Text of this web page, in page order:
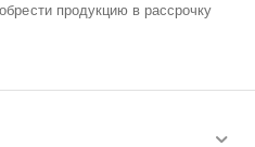
продукцию в рассрочку